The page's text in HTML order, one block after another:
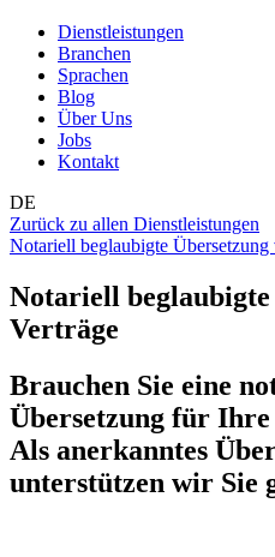
Dienstleistungen
Branchen
Sprachen
Blog
Über Uns
Jobs
Kontakt
DE
Zurück zu allen Dienstleistungen
Notariell beglaubigte
Notariell
Verträge
Brauchen Sie eine
Übersetzung für
Als anerkanntes
unterstützen wir Sie